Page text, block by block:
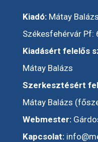
Kiadó:Mátay
Székesfehérvár Pf:
Kiadásért felelős
Mátay Balázs
Szerkesztésért
Mátay Balázs
Webmester:
Kapcsolat: